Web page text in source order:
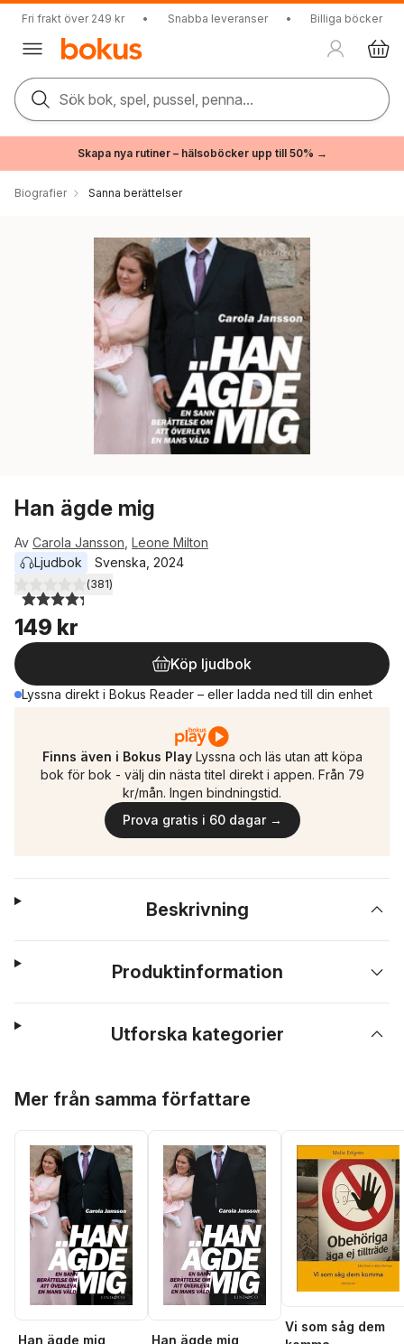
Fri frakt över 249 kr • Snabba leveranser • Billiga böcker
Sök bok, spel, pussel, penna...
Skapa nya rutiner – hälsoböcker upp till 50% →
Biografier Sanna berättelser
Han ägde mig
Av Carola Jansson Leone Milton
Ljudbok
Svenska 2024
4,3utav 5 stjärnor. Totalt antal röster:
(381)
149 kr
Köp ljudbok
Lyssna direkt i Bokus Reader – eller ladda ned till din enhet
Finns även i Bokus Play Lyssna och läs utan att köpa
bok för bok - välj din nästa titel direkt i appen. Från 79
kr/mån. Ingen bindningstid.
Prova gratis i 60 dagar →
Beskrivning
Produktinformation
Utforska kategorier
Mer från samma författare
Han ägde mig Han ägde mig
Vi som såg dem